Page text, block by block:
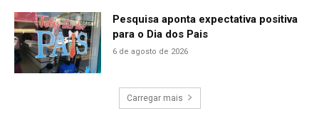
Pesquisa aponta expectativa positiva
para o Dia dos Pais
6 de agosto de 2026
Carregar mais